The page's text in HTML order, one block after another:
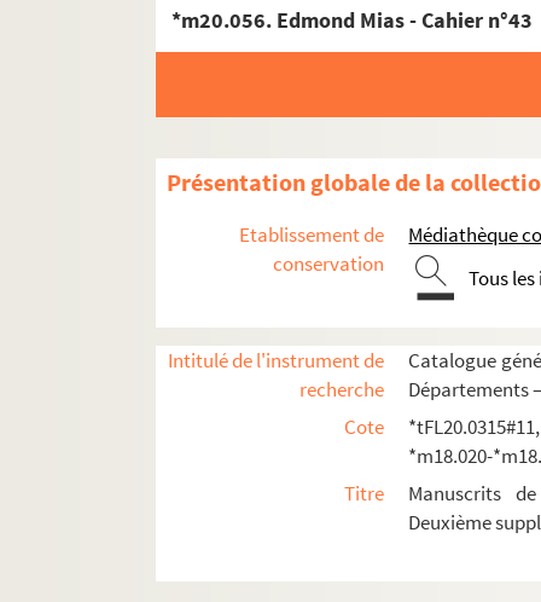
*m20.056. Edmond Mias - Cahier n°43
Présentation globale de la
Etablissement de
conservation
Médiathèque
Tous
Intitulé de l'instrument de
recherche
Catalogue
Départements
Cote
*m18.020-
Titre
Manuscrits
Deuxième
*m20.075. Edmond Mias - Cahier
*m20.074. Edmond Mias - Cahier
*m20.071. Edmond Mias - Cahier
*m20.070. Edmond Mias - Cahier
*m20.069. Edmond Mias - Cahier
*m20.068. Edmond Mias - Cahier
*m20.066. Edmond Mias - Cahier n° ?
*m20.065. Edmond Mias - Cahier n° ?
*m20.064. Edmond Mias - Cahier n°55
*m20.063. Edmond Mias - Cahier n°54
*m20.062. Edmond Mias - Cahier n°54
*m20.060. Edmond Mias - Cahier n°50